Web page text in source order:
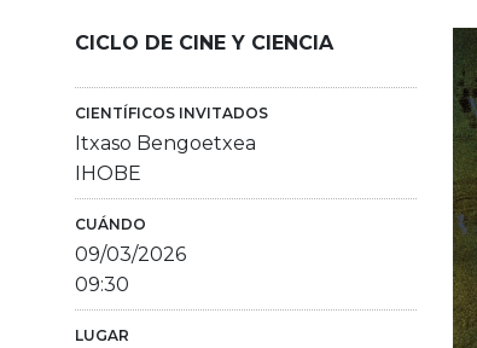
CICLO DE CINE Y CIENCIA
CIENTÍFICOS INVITADOS
Itxaso Bengoetxea
IHOBE
CUÁNDO
09/03/2026
09:30
LUGAR